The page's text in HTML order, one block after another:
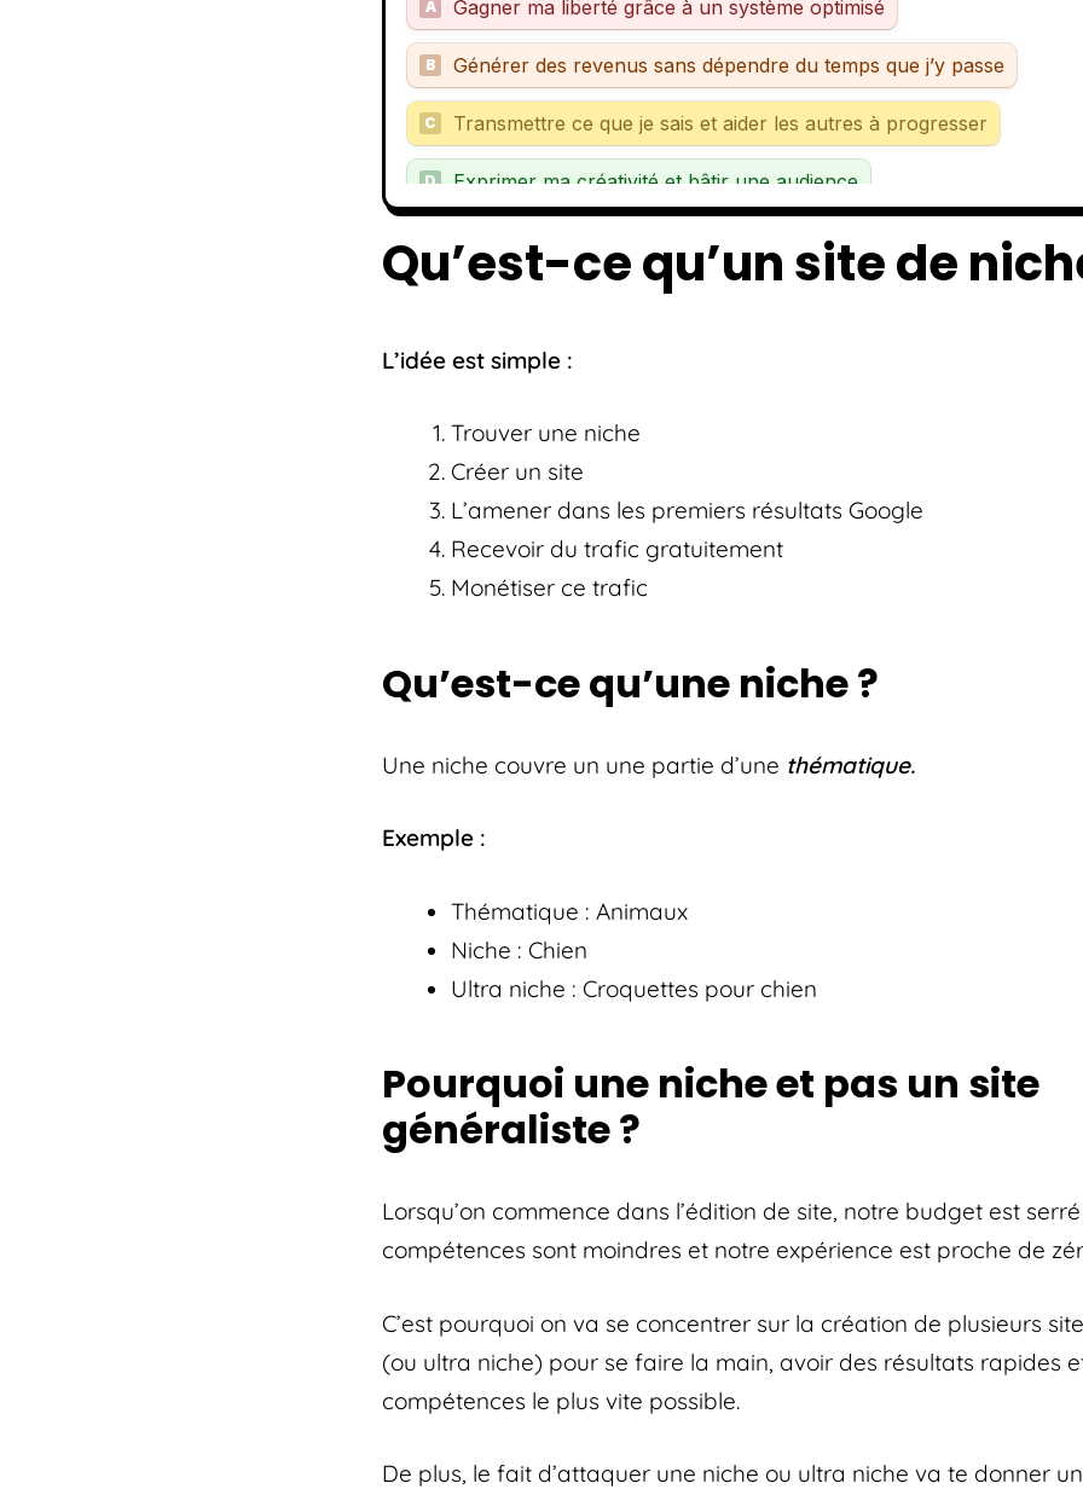
Qu’est-ce qu’un site de
L’idée est simple :
Trouver une niche
Créer un site
L’amener dans les premiers résultats Google
Recevoir du trafic gratuitement
Monétiser ce trafic
Qu’est-ce qu’une niche ?
Une niche couvre un une partie d’une thématique.
Exemple :
Thématique : Animaux
Niche : Chien
Ultra niche : Croquettes pour chien
Pourquoi une niche et pas un site
généraliste ?
Lorsqu’on commence dans l’édition de site, notre budget est
compétences sont moindres et notre expérience est proche de
C’est pourquoi on va se concentrer sur la création de plusieurs
(ou ultra niche) pour se faire la main, avoir des résultats rapides
compétences le plus vite possible.
De plus, le fait d’attaquer une niche ou ultra niche va te donner